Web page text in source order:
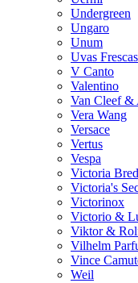
Undergreen
Ungaro
Unum
Uvas Frescas
V Canto
Valentino
Van Cleef &
Vera Wang
Versace
Vertus
Vespa
Victoria
Victoria's
Victorinox
Victorio &
Viktor &
Vilhelm
Vince
Weil